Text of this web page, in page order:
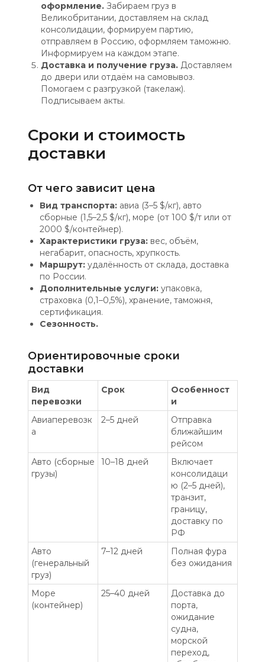
оформление.Забираем груз в
Великобритании, доставляем на склад
консолидации, формируем партию,
отправляем в Россию, оформляем таможню.
Информируем на каждом этапе.
Доставка и получение груза.Доставляем
до двери или отдаём на самовывоз.
Помогаем с разгрузкой (такелаж).
Подписываем акты.
Сроки и стоимость
доставки
От чего зависит цена
Вид транспорта:авиа (3–5 $/кг), авто
сборные (1,5–2,5 $/кг), море (от 100 $/т или от
2000 $/контейнер).
Характеристики груза:вес, объём,
негабарит, опасность, хрупкость.
Маршрут:удалённость от склада, доставка
по России.
Дополнительные услуги:упаковка,
страховка (0,1–0,5%), хранение, таможня,
сертификация.
Сезонность.
Ориентировочные сроки
доставки
Вид
перевозки
Срок
Особенност
и
Авиаперевозк
а
2–5 дней
Отправка
ближайшим
рейсом
Авто (сборные
грузы)
10–18 дней
Включает
консолидаци
ю (2–5 дней),
транзит,
границу,
доставку по
РФ
Авто
(генеральный
груз)
7–12 дней
Полная фура
без ожидания
Море
(контейнер)
25–40 дней
Доставка до
порта,
ожидание
судна,
морской
переход,